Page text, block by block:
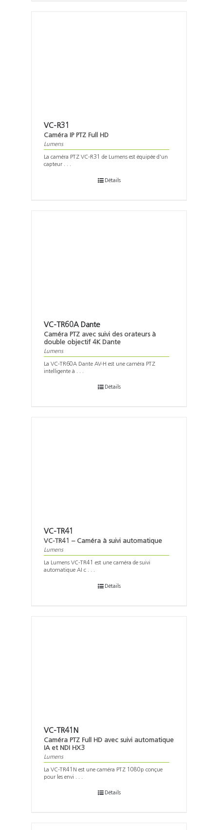
VC-R31
Caméra IP PTZ Full HD
Lumens
La caméra PTZ VC-R31 de Lumens est équipée d'un
capteur . . .
Détails
VC-TR60A Dante
Caméra PTZ avec suivi des orateurs à
double objectif 4K Dante
Lumens
La VC-TR60A Dante AV-H est une caméra PTZ
intelligente à . . .
Détails
VC-TR41
VC-TR41 – Caméra à suivi automatique
Lumens
La Lumens VC-TR41 est une caméra de suivi
automatique AI c . . .
Détails
VC-TR41N
Caméra PTZ Full HD avec suivi automatique
IA et NDI HX3
Lumens
La VC-TR41N est une caméra PTZ 1080p conçue
pour les envi . . .
Détails